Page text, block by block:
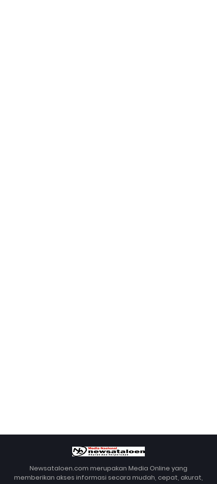
Newsataloen.com merupakan Media Online yang
memberikan akses informasi secara mudah, cepat, akurat,